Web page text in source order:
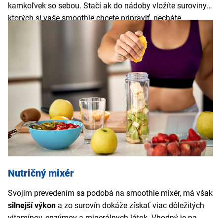
kamkoľvek so sebou. Stačí ak do nádoby vložíte suroviny z
ktorých si vaše smoothie chcete pripraviť, necháte
pomixovať a následne nádobu uzavriete vrchnákom a
. Pretože nie je potrebné nápoj
prelievať, kuchyňa zostane krásne čistá a vy si môžete
vybrať do akej veľkej nádoby si vaše smoothie pripravíte.
Smoothie mixér
dostupný vo viacerých farebných
prevedeniacha jeho kompaktné rozmery zabezpečia, že
na kuchynskej linke nezaberie veľa miesta.
Nutričný mixér
Svojim prevedením sa podobá na smoothie mixér, má však
silnejší výkon a zo surovín dokáže získať viac dôležitých